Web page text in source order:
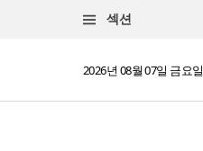
섹션
2026년 08월 07일 금요일